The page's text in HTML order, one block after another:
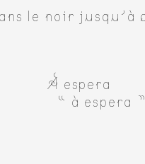
le noir jusqu’à
À espera
“ à espera ”